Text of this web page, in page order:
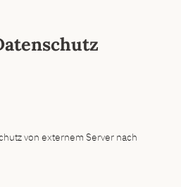
von externem Server nach